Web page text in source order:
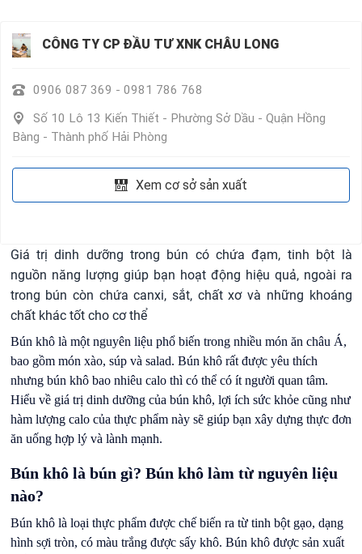
CÔNG TY CP ĐẦU TƯ XNK CHÂU LONG
0906 087 369 - 0981 786 768
Số 10 Lô 13 Kiến Thiết - Phường Sở Dầu - Quận Hồng
Bàng - Thành phố Hải Phòng
Xem cơ sở sản xuất
Giá trị dinh dưỡng trong bún có chứa đạm, tinh bột là
nguồn năng lượng giúp bạn hoạt động hiệu quả, ngoài ra
trong bún còn chứa canxi, sắt, chất xơ và những khoáng
chất khác tốt cho cơ thể
Bún khô là một nguyên liệu phổ biến trong nhiều món ăn châu Á,
bao gồm món xào, súp và salad. Bún khô rất được yêu thích
nhưng bún khô bao nhiêu calo thì có thể có ít người quan tâm.
Hiểu về giá trị dinh dưỡng của bún khô, lợi ích sức khỏe cũng như
hàm lượng calo của thực phẩm này sẽ giúp bạn xây dựng thực đơn
ăn uống hợp lý và lành mạnh.
Bún khô là bún gì? Bún khô làm từ nguyên liệu
nào?
Bún khô là loại thực phẩm được chế biến ra từ tinh bột gạo, dạng
hình sợi tròn, có màu trắng được sấy khô. Bún khô được sản xuất